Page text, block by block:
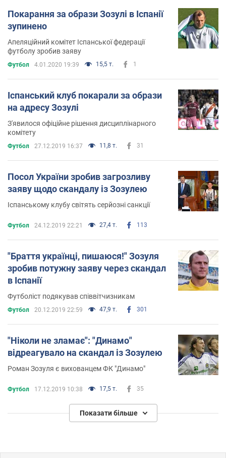
Покарання за образи Зозулі в Іспанії
зупинено
Апеляційний комітет Іспанської федерації
футболу зробив заяву
Футбол 4.01.2020 19:39 15,5 т. 1
Іспанський клуб покарали за образи
на адресу Зозулі
З'явилося офіційне рішення дисциплінарного
комітету
Футбол 27.12.2019 16:37 11,8 т. 31
Посол України зробив загрозливу
заяву щодо скандалу із Зозулею
Іспанському клубу світять серйозні санкції
Футбол 24.12.2019 22:21 27,4 т. 113
"Браття українці, пишаюся!" Зозуля
зробив потужну заяву через скандал
в Іспанії
Футболіст подякував співвітчизникам
Футбол 20.12.2019 22:59 47,9 т. 301
"Ніколи не зламає": "Динамо"
відреагувало на скандал із Зозулею
Роман Зозуля є вихованцем ФК "Динамо"
Футбол 17.12.2019 10:38 17,5 т. 35
Показати більше